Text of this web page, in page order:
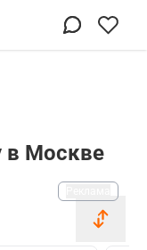
в Москве